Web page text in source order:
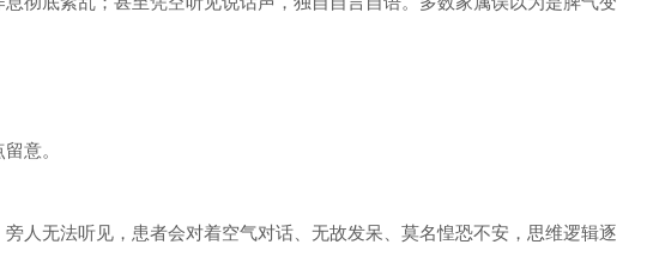
意。
无法听见，患者会对着空气对话、无故发呆、莫名惶恐不安，思维逻辑逐